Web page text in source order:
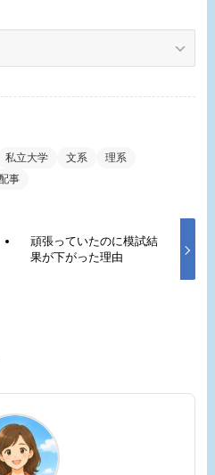
私立大学 文系
理系
事
頑張っていたのに模試結
果が下がった理由